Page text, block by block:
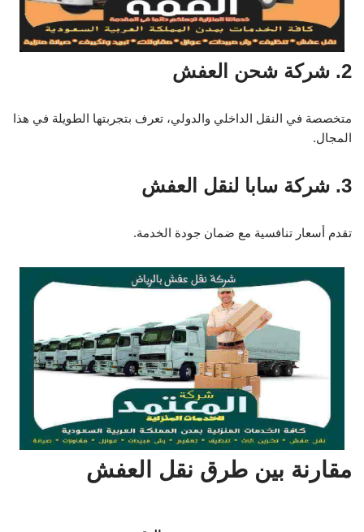
2. شركة شحن العفش
متخصصة في النقل الداخلي والدولي، تعرف بتجربتها الطويلة في هذا
المجال.
3. شركة سابا لنقل العفش
تقدم أسعار تنافسية مع ضمان جودة الخدمة.
مقارنة بين طرق نقل العفش